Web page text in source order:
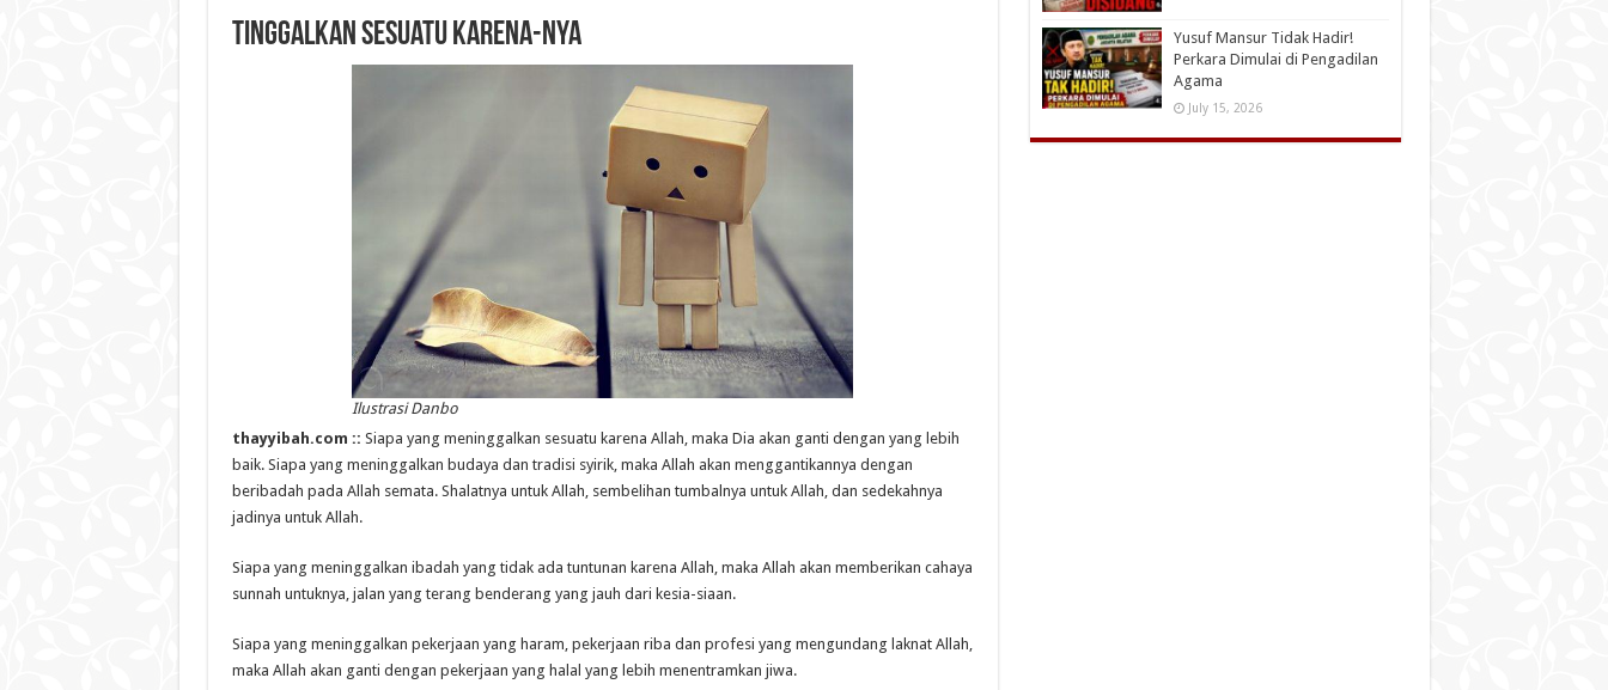
Tinggalkan Sesuatu Karena-Nya
Ilustrasi Danbo
thayyibah.com :: Siapa yang meninggalkan sesuatu karena Allah, maka Dia akan ganti dengan yang lebih
baik. Siapa yang meninggalkan budaya dan tradisi syirik, maka Allah akan menggantikannya dengan
beribadah pada Allah semata. Shalatnya untuk Allah, sembelihan tumbalnya untuk Allah, dan sedekahnya
jadinya untuk Allah.
Siapa yang meninggalkan ibadah yang tidak ada tuntunan karena Allah, maka Allah akan memberikan cahaya
sunnah untuknya, jalan yang terang benderang yang jauh dari kesia-siaan.
Siapa yang meninggalkan pekerjaan yang haram, pekerjaan riba dan profesi yang mengundang laknat Allah,
maka Allah akan ganti dengan pekerjaan yang halal yang lebih menentramkan jiwa.
Yusuf Mansur Tidak Hadir!
Perkara Dimulai di Pengadilan
Agama
July 15, 2026